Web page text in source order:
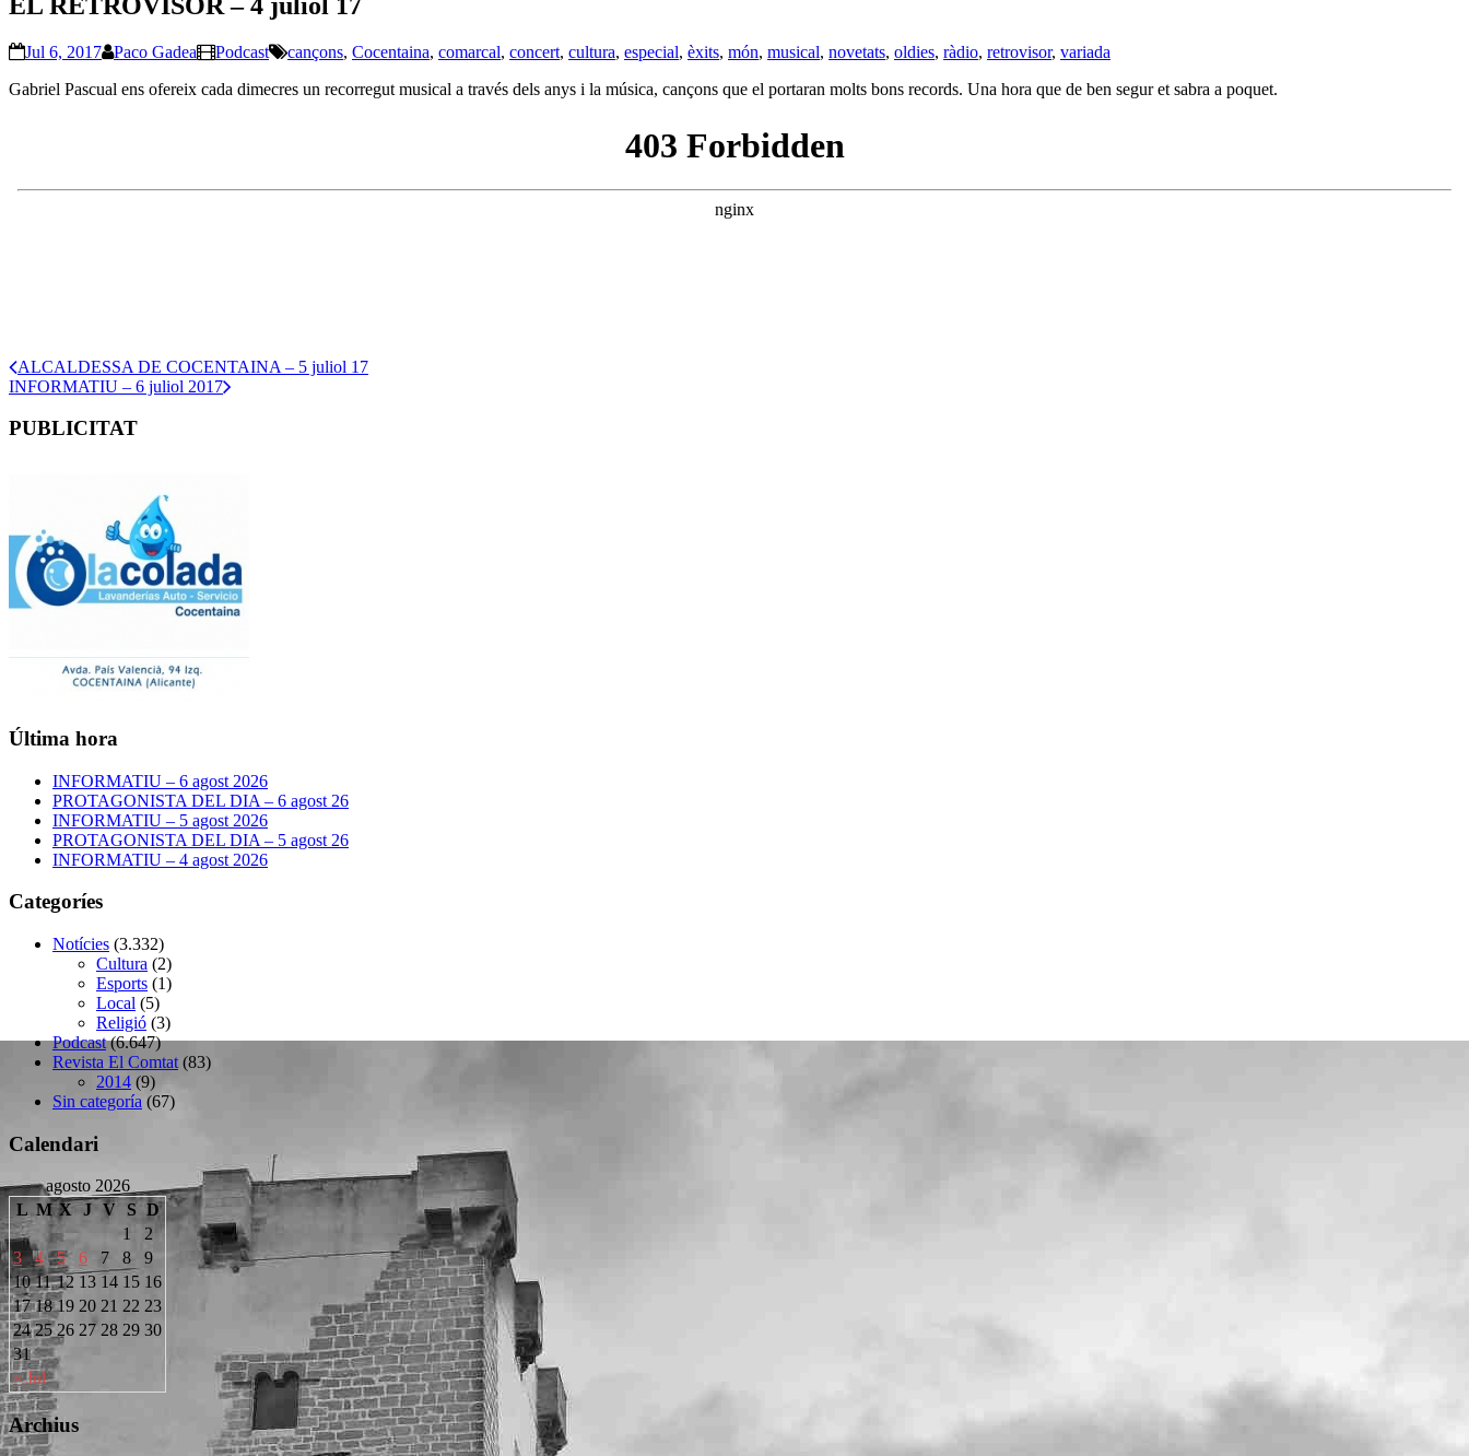
Jul 6, 2017 Paco Gadea Podcast cançons, Cocentaina, comarcal, concert, cultura, especial, èxits, món, musical, novetats, oldies, ràdio, retrovisor, variada
Gabriel Pascual ens ofereix cada dimecres un recorregut musical a través dels anys i la música, cançons que el portaran molts bons records. Una hora que de ben segur et sabra a poquet.
ALCALDESSA DE COCENTAINA – 5 juliol 17
INFORMATIU – 6 juliol 2017
PUBLICITAT
Última hora
INFORMATIU – 6 agost 2026
PROTAGONISTA DEL DIA – 6 agost 26
INFORMATIU – 5 agost 2026
PROTAGONISTA DEL DIA – 5 agost 26
INFORMATIU – 4 agost 2026
Categoríes
Notícies (3.332)
Cultura (2)
Esports (1)
Local (5)
Religió (3)
Podcast(6.647)
Revista El Comtat (83)
2014 (9)
Sin categoría (67)
Calendari
agosto 2026
L M X J V S D
« Jul
1
2
3
4 5 6 7 8
9
10 11 12 13 14 15 16
17 18 19 20 21 22 23
24 25 26 27 28 29 30
31
Archius